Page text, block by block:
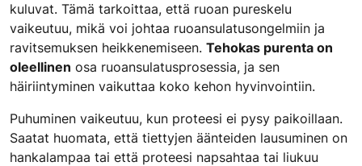
kuluvat. Tämä tarkoittaa, että ruoan pureskelu
vaikeutuu, mikä voi johtaa ruoansulatusongelmiin ja
ravitsemuksen heikkenemiseen. Tehokas purenta on
oleellinen osa ruoansulatusprosessia, ja sen
häiriintyminen vaikuttaa koko kehon hyvinvointiin.
Puhuminen vaikeutuu, kun proteesi ei pysy paikoillaan.
Saatat huomata, että tiettyjen äänteiden lausuminen on
hankalampaa tai että proteesi napsahtaa tai liukuu